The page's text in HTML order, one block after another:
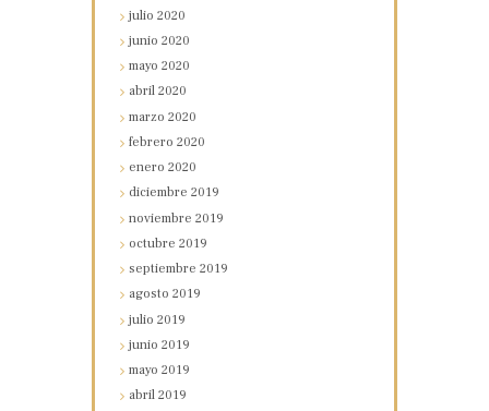
julio2020
junio2020
mayo2020
abril2020
marzo2020
febrero2020
enero2020
diciembre2019
noviembre2019
octubre2019
septiembre2019
agosto2019
julio2019
junio2019
mayo2019
abril2019